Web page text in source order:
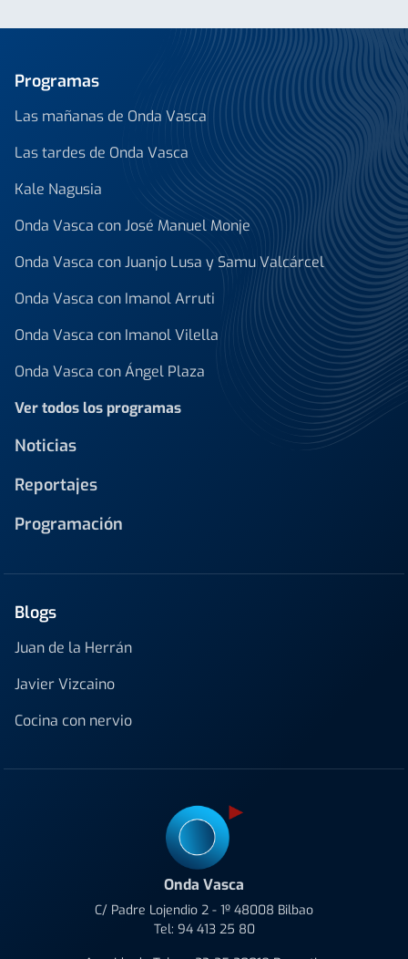
Programas
Las mañanas de Onda Vasca
Las tardes de Onda Vasca
Kale Nagusia
Onda Vasca con José Manuel Monje
Onda Vasca con Juanjo Lusa y Samu Valcárcel
Onda Vasca con Imanol Arruti
Onda Vasca con Imanol Vilella
Onda Vasca con Ángel Plaza
Ver todos los programas
Noticias
Reportajes
Programación
Blogs
Juan de la Herrán
Javier Vizcaino
Cocina con nervio
Onda Vasca
C/ Padre Lojendio 2 - 1º 48008 Bilbao
Tel: 94 413 25 80